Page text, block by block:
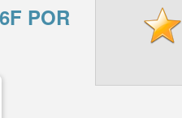
POR